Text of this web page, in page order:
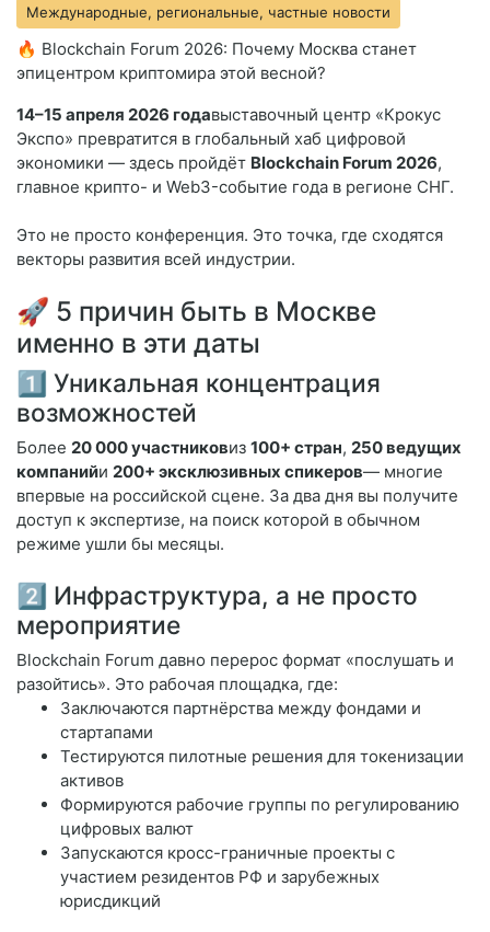
Международные, региональные, частные новости
🔥 Blockchain Forum 2026: Почему Москва станет
эпицентром криптомира этой весной?
14–15 апреля 2026 годавыставочный центр «Крокус
Экспо» превратится в глобальный хаб цифровой
экономики — здесь пройдёт Blockchain Forum 2026,
главное крипто- и Web3-событие года в регионе СНГ.
Это не просто конференция. Это точка, где сходятся
векторы развития всей индустрии.
🚀 5 причин быть в Москве
именно в эти даты
1️⃣ Уникальная концентрация
возможностей
Более 20 000 участниковиз 100+ стран, 250 ведущих
компанийи 200+ эксклюзивных спикеров— многие
впервые на российской сцене. За два дня вы получите
доступ к экспертизе, на поиск которой в обычном
режиме ушли бы месяцы.
2️⃣ Инфраструктура, а не просто
мероприятие
Blockchain Forum давно перерос формат «послушать и
разойтись». Это рабочая площадка, где:
Заключаются партнёрства между фондами и
стартапами
Тестируются пилотные решения для токенизации
активов
Формируются рабочие группы по регулированию
цифровых валют
Запускаются кросс-граничные проекты с
участием резидентов РФ и зарубежных
юрисдикций